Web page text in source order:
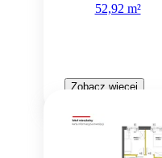
52,92 m²
Zobacz więcej